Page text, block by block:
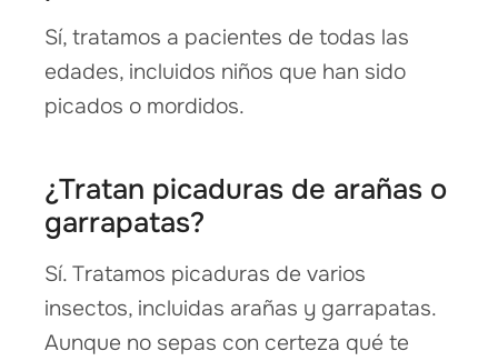
Sí, tratamos a pacientes de todas las
edades, incluidos niños que han sido
picados o mordidos.
¿Tratan picaduras de arañas o
garrapatas?
Sí. Tratamos picaduras de varios
insectos, incluidas arañas y garrapatas.
Aunque no sepas con certeza qué te